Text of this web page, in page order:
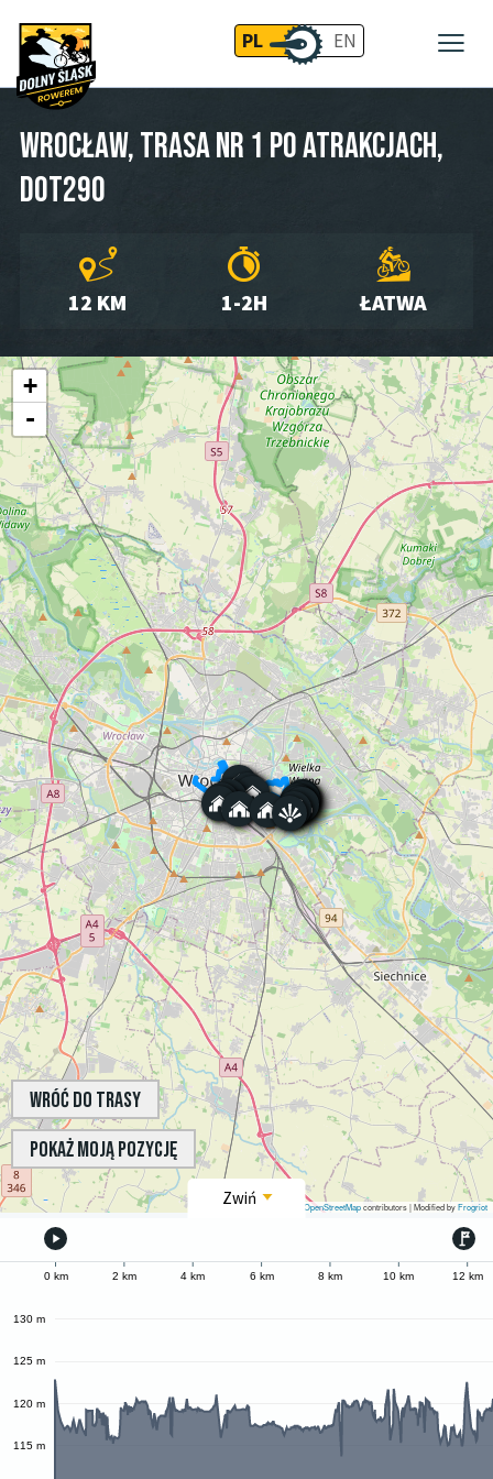
PL EN
Wrocław, Trasa nr 1 Po Atrakcjach,
DOT290
12 KM 1-2H ŁATWA
Wróć do trasy
Pokaż moją pozycję
+
-
OpenStreetMapcontributors | Modified byFrogriot
0 km 2 km 4 km 6 km 8 km 10 km 12 km
115 m
120 m
125 m
130 m